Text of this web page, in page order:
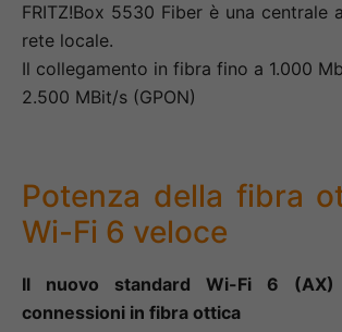
FRITZ!Box 5530 Fiber è una centrale
rete locale.
Il collegamento in fibra fino a 1.000
2.500 MBit/s (GPON)
Potenza della fibra
Wi-Fi 6 veloce
Il nuovo standard Wi-Fi 6
connessioni in fibra ottica